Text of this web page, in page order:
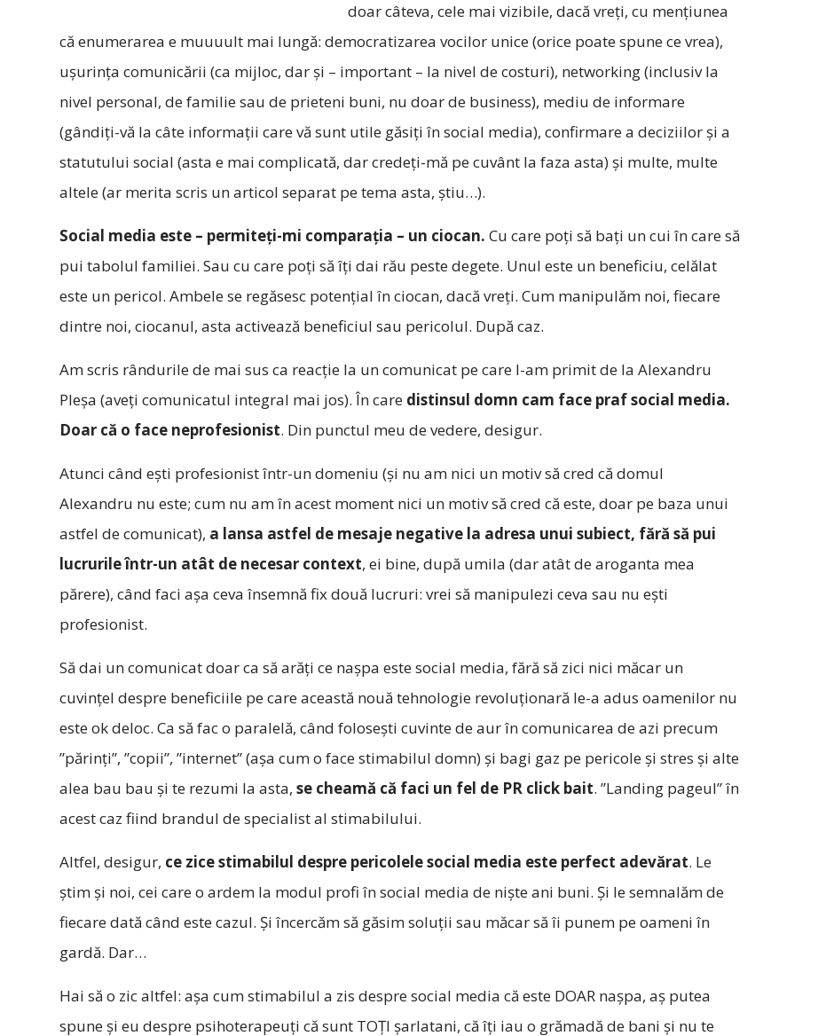
doar câteva, cele mai vizibile, dacă vreți, cu mențiunea
că enumerarea e muuuult mai lungă: democratizarea vocilor unice (orice poate spune ce vrea),
ușurința comunicării (ca mijloc, dar și – important – la nivel de costuri), networking (inclusiv la
nivel personal, de familie sau de prieteni buni, nu doar de business), mediu de informare
(gândiți-vă la câte informații care vă sunt utile găsiți în social media), confirmare a deciziilor și a
statutului social (asta e mai complicată, dar credeți-mă pe cuvânt la faza asta) și multe, multe
altele (ar merita scris un articol separat pe tema asta, știu…).
Social media este – permiteți-mi comparația – un ciocan. Cu care poți să bați un cui în care să
pui tabolul familiei. Sau cu care poți să îți dai rău peste degete. Unul este un beneficiu, celălat
este un pericol. Ambele se regăsesc potențial în ciocan, dacă vreți. Cum manipulăm noi, fiecare
dintre noi, ciocanul, asta activează beneficiul sau pericolul. După caz.
Am scris rândurile de mai sus ca reacție la un comunicat pe care l-am primit de la Alexandru
Pleșa (aveți comunicatul integral mai jos). În care distinsul domn cam face praf social media.
Doar că o face neprofesionist. Din punctul meu de vedere, desigur.
Atunci când ești profesionist într-un domeniu (și nu am nici un motiv să cred că domul
Alexandru nu este; cum nu am în acest moment nici un motiv să cred că este, doar pe baza unui
astfel de comunicat), a lansa astfel de mesaje negative la adresa unui subiect, fără să pui
lucrurile într-un atât de necesar context, ei bine, după umila (dar atât de aroganta mea
părere), când faci așa ceva însemnă fix două lucruri: vrei să manipulezi ceva sau nu ești
profesionist.
Să dai un comunicat doar ca să arăți ce nașpa este social media, fără să zici nici măcar un
cuvințel despre beneficiile pe care această nouă tehnologie revoluționară le-a adus oamenilor nu
este ok deloc. Ca să fac o paralelă, când folosești cuvinte de aur în comunicarea de azi precum
”părinți”, ”copii”, ”internet” (așa cum o face stimabilul domn) și bagi gaz pe pericole și stres și alte
alea bau bau și te rezumi la asta, se cheamă că faci un fel de PR click bait. ”Landing pageul” în
acest caz fiind brandul de specialist al stimabilului.
Altfel, desigur, ce zice stimabilul despre pericolele social media este perfect adevărat. Le
știm și noi, cei care o ardem la modul profi în social media de niște ani buni. Și le semnalăm de
fiecare dată când este cazul. Și încercăm să găsim soluții sau măcar să îi punem pe oameni în
gardă. Dar…
Hai să o zic altfel: așa cum stimabilul a zis despre social media că este DOAR nașpa, aș putea
spune și eu despre psihoterapeuți că sunt TOȚI șarlatani, că îți iau o grămadă de bani și nu te